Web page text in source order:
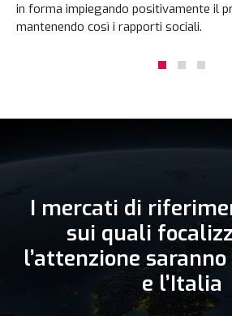
in forma impiegando positivamente il
mantenendo così i rapporti sociali.
I mercati di
sui quali
l’attenzione
e l’Italia